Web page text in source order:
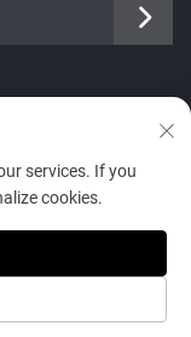
te ontvangen
services. If you
cookies.